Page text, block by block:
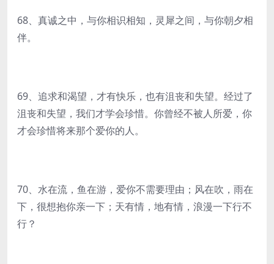
68、真诚之中，与你相识相知，灵犀之间，与你朝夕相
伴。
69、追求和渴望，才有快乐，也有沮丧和失望。经过了
沮丧和失望，我们才学会珍惜。你曾经不被人所爱，你
才会珍惜将来那个爱你的人。
70、水在流，鱼在游，爱你不需要理由；风在吹，雨在
下，很想抱你亲一下；天有情，地有情，浪漫一下行不
行？